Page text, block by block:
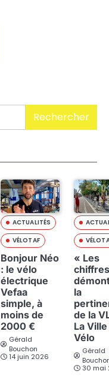
Rechercher
ACTUALITÉS
VÉLOTAF
Bonjour Néo
: le vélo
électrique
Vefaa
simple, à
moins de
2000 €
Gérald
Bouchon
14 juin 2026
« Les
chiffres
la
de la
La Ville
Vélo
Gérald
30 mai